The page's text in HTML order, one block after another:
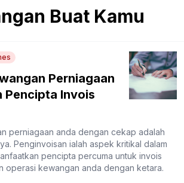
Buat Kamu
Perniagaan
Pencipta Invois
perniagaan anda dengan cekap adalah
Penginvoisan ialah aspek kritikal dalam
pencipta percuma untuk invois
operasi kewangan anda dengan ketara.